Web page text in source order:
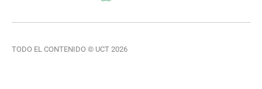
TODO EL CONTENIDO © UCT 2026